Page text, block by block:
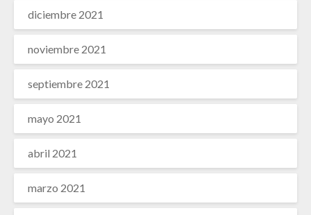
diciembre 2021
noviembre 2021
septiembre 2021
mayo 2021
abril 2021
marzo 2021